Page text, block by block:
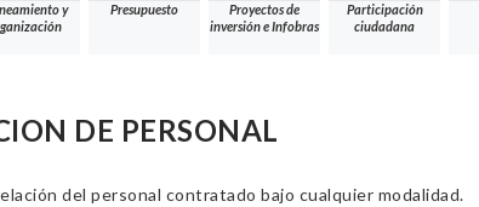
y
Presupuesto
Proyectos de
inversión e Infobras
Participación
ciudadana
DE PERSONAL
del personal contratado bajo cualquier modalidad.